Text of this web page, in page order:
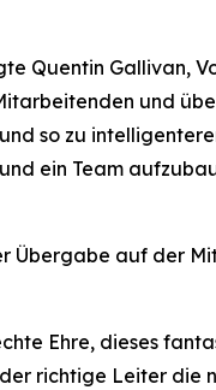
Quentin Gallivan,
und
so zu
ein Team
Übergabe auf der
Ehre, dieses
richtige Leiter die